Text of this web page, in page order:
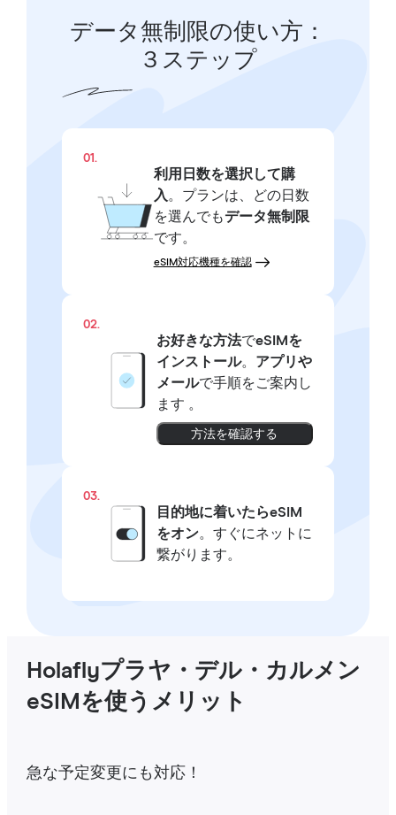
データ無制限の使い方：
３ステップ
01.
利用日数を選択して購
入 。プランは、どの日数
を選んでもデータ無制限
です。
eSIM対応機種を確認
02.
お好きな方法でeSIMを
インストール。 アプリや
メールで手順をご案内し
ます 。
方法を確認する
03.
目的地に着いたらeSIM
をオン。すぐにネットに
繋がります。
Holaflyプラヤ・デル・カルメン
eSIMを使うメリット
急な予定変更にも対応！